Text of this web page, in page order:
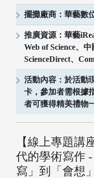
擺攤廠商：華藝數
推廣資源：華藝
Web of Science、
ScienceDirect、
活動內容：於活動
卡，參加者需根據
者可獲得精美禮物
【線上專題講
代的學術寫作
寫」到「會想」